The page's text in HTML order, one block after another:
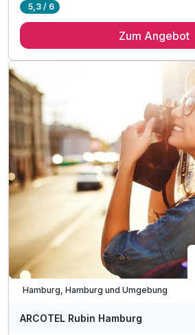
2 x reichhaltiges Frühstück vom Buffet
inkl. W-LAN Nutzung im Hotel & Zimmer
inkl. Kinder bis 5 Jahren kostenfrei
5,3 / 6
Zum Angebot
Teilweise ausgelastet
Hamburg, Hamburg und Umgebung
ARCOTEL Rubin Hamburg